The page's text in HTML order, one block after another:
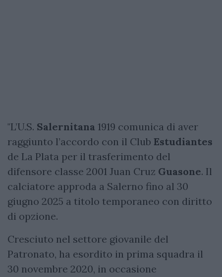
"L’U.S. Salernitana 1919 comunica di aver
raggiunto l’accordo con il Club Estudiantes
de La Plata per il trasferimento del
difensore classe 2001 Juan Cruz Guasone. Il
calciatore approda a Salerno fino al 30
giugno 2025 a titolo temporaneo con diritto
di opzione.
Cresciuto nel settore giovanile del
Patronato, ha esordito in prima squadra il
30 novembre 2020, in occasione